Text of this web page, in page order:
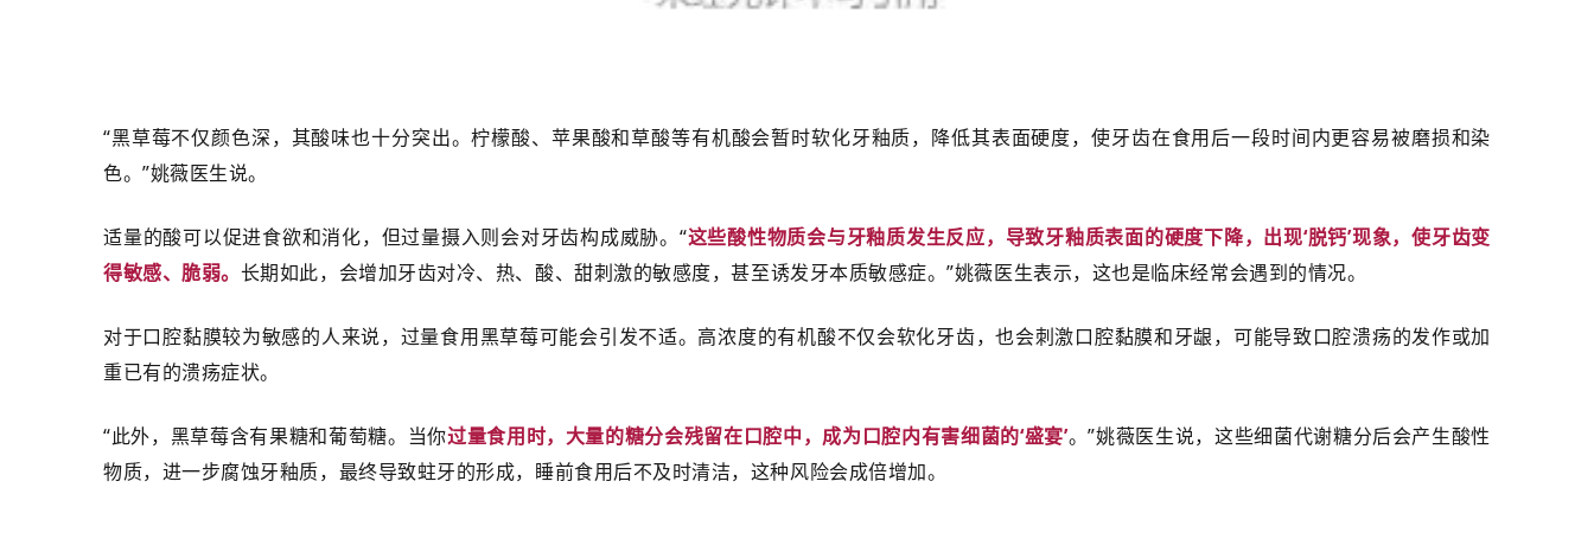
“黑草莓不仅颜色深，其酸味也十分突出。柠檬酸、苹果酸和草酸等有机酸会暂时软化牙釉质，降低其表面硬度，使牙齿在食用后一段时间内更容易被磨损和染
色。”姚薇医生说。
适量的酸可以促进食欲和消化，但过量摄入则会对牙齿构成威胁。“这些酸性物质会与牙釉质发生反应，导致牙釉质表面的硬度下降，出现‘脱钙’现象，使牙齿变
得敏感、脆弱。 长期如此，会增加牙齿对冷、热、酸、甜刺激的敏感度，甚至诱发牙本质敏感症。”姚薇医生表示，这也是临床经常会遇到的情况。
对于口腔黏膜较为敏感的人来说，过量食用黑草莓可能会引发不适。高浓度的有机酸不仅会软化牙齿，也会刺激口腔黏膜和牙龈，可能导致口腔溃疡的发作或加
重已有的溃疡症状。
“此外，黑草莓含有果糖和葡萄糖。当你过量食用时，大量的糖分会残留在口腔中，成为口腔内有害细菌的‘盛宴’。”姚薇医生说，这些细菌代谢糖分后会产生酸性
物质，进一步腐蚀牙釉质，最终导致蛀牙的形成，睡前食用后不及时清洁，这种风险会成倍增加。